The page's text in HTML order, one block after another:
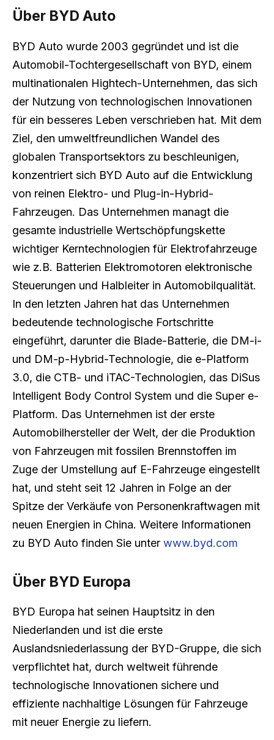
Über BYD Auto
BYD Auto wurde 2003 gegründet und ist die
Automobil-Tochtergesellschaft von BYD, einem
multinationalen Hightech-Unternehmen, das sich
der Nutzung von technologischen Innovationen
für ein besseres Leben verschrieben hat. Mit dem
Ziel, den umweltfreundlichen Wandel des
globalen Transportsektors zu beschleunigen,
konzentriert sich BYD Auto auf die Entwicklung
von reinen Elektro- und Plug-in-Hybrid-
Fahrzeugen. Das Unternehmen managt die
gesamte industrielle Wertschöpfungskette
wichtiger Kerntechnologien für Elektrofahrzeuge
wie z.B. Batterien Elektromotoren elektronische
Steuerungen und Halbleiter in Automobilqualität.
In den letzten Jahren hat das Unternehmen
bedeutende technologische Fortschritte
eingeführt, darunter die Blade-Batterie, die DM-i-
und DM-p-Hybrid-Technologie, die e-Platform
3.0, die CTB- und iTAC-Technologien, das DiSus
Intelligent Body Control System und die Super e-
Platform. Das Unternehmen ist der erste
Automobilhersteller der Welt, der die Produktion
von Fahrzeugen mit fossilen Brennstoffen im
Zuge der Umstellung auf E-Fahrzeuge eingestellt
hat, und steht seit 12 Jahren in Folge an der
Spitze der Verkäufe von Personenkraftwagen mit
neuen Energien in China. Weitere Informationen
zu BYD Auto finden Sie unter www.byd.com
Über BYD Europa
BYD Europa hat seinen Hauptsitz in den
Niederlanden und ist die erste
Auslandsniederlassung der BYD-Gruppe, die sich
verpflichtet hat, durch weltweit führende
technologische Innovationen sichere und
effiziente nachhaltige Lösungen für Fahrzeuge
mit neuer Energie zu liefern.